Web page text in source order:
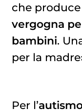
che produce
vergogna
bambini.
per la
Per l’